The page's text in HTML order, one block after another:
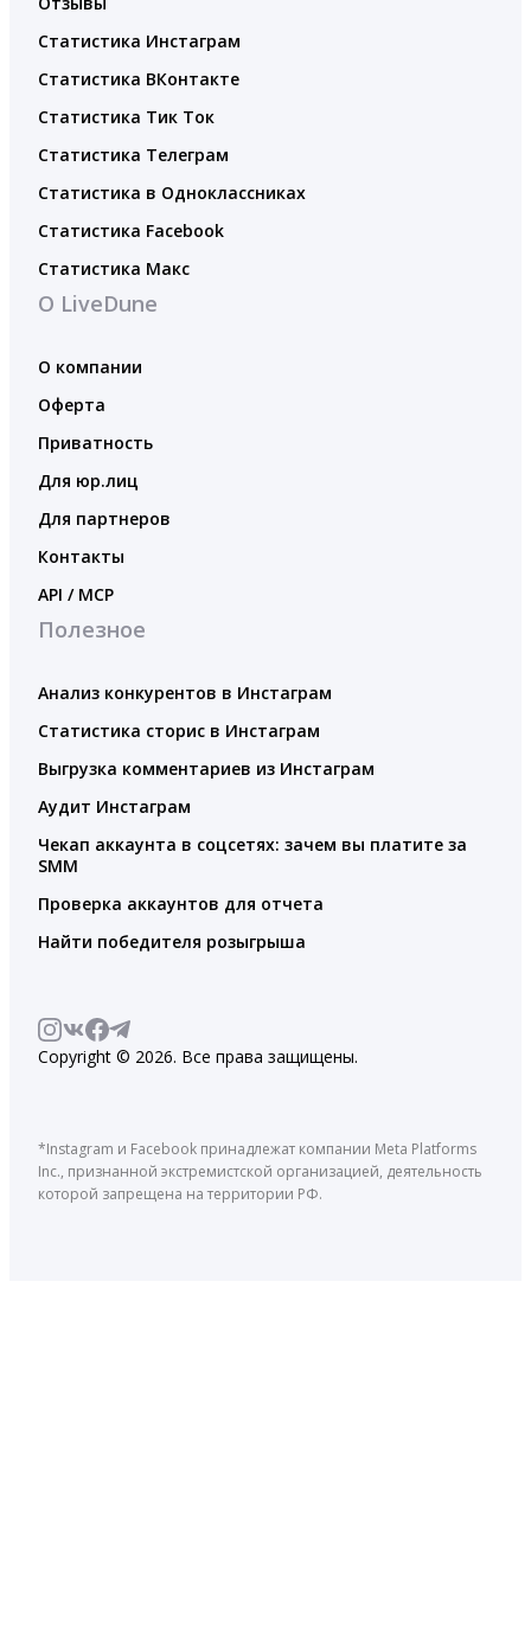
Статистика Инстаграм
Статистика ВКонтакте
Статистика Тик Ток
Статистика Телеграм
Статистика в Одноклассниках
Статистика Facebook
Статистика Макс
О LiveDune
О компании
Оферта
Приватность
Для юр.лиц
Для партнеров
Контакты
API / MCP
Полезное
Анализ конкурентов в Инстаграм
Статистика сторис в Инстаграм
Выгрузка комментариев из Инстаграм
Аудит Инстаграм
Чекап аккаунта в соцсетях: зачем вы платите за
SMM
Проверка аккаунтов для отчета
Найти победителя розыгрыша
Copyright © 2026. Все права защищены.
*Instagram и Facebook принадлежат компании Meta Platforms
Inc., признанной экстремистской организацией, деятельность
которой запрещена на территории РФ.